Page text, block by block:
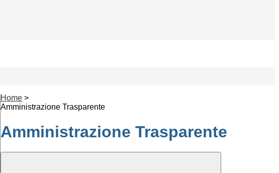
Home >
Amministrazione Trasparente
Amministrazione Trasparente